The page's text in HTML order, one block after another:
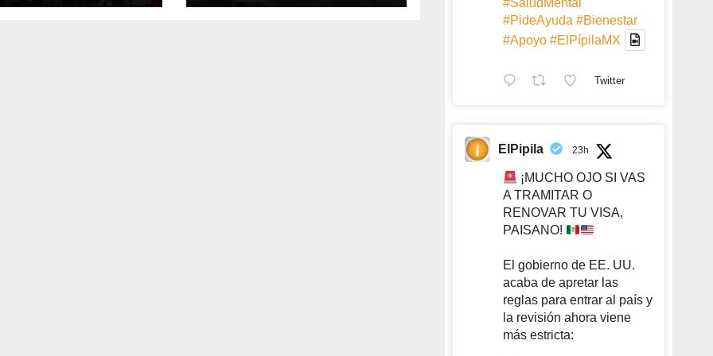
#SaludMental
#PideAyuda #Bienestar
#Apoyo #ElPípilaMX
Twitter
ElPipila 23h
¡MUCHO OJO SI VAS
A TRAMITAR O
RENOVAR TU VISA,
PAISANO!
El gobierno de EE. UU.
acaba de apretar las
reglas para entrar al país y
la revisión ahora viene
más estricta: